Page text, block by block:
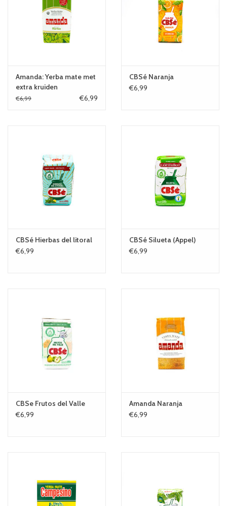
Amanda: Yerba mate met
extra kruiden
€6,99 €6,99
CBSé Naranja
€6,99
CBSé Hierbas del litoral
€6,99
CBSé Silueta (Appel)
€6,99
CBSe Frutos del Valle
€6,99
Amanda Naranja
€6,99